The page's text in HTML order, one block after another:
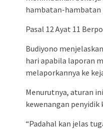
hambatan-hambatan
Pasal 12 Ayat 11
Budiyono
hari apabila laporan
melaporkannya ke
Menurutnya, aturan
kewenangan penyidik
“Padahal kan jelas